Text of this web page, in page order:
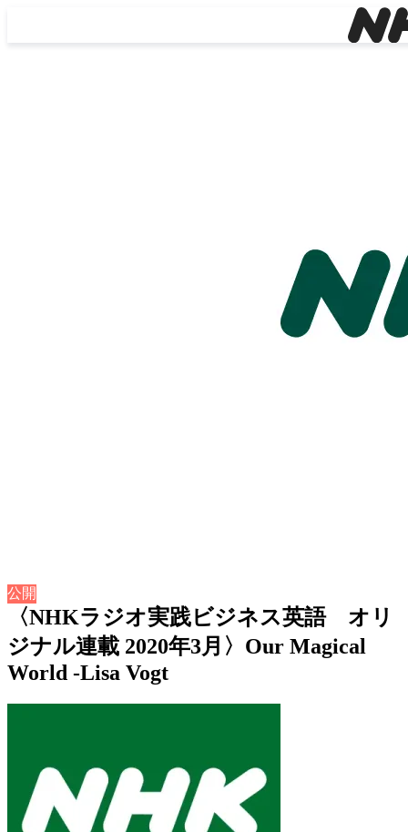
公開
〈NHKラジオ実践ビジネス英語 オリ
ジナル連載 2020年3月〉Our Magical
World -Lisa Vogt